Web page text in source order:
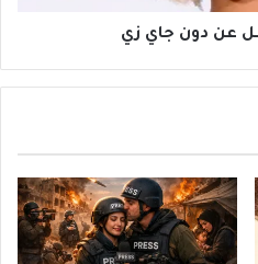
عن دون جاي زي